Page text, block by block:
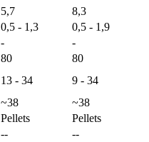
5,7
8,3
0,5 - 1,3
0,5 - 1,9
-
-
80
80
13 - 34
9 - 34
~38
~38
Pellets
Pellets
--
--